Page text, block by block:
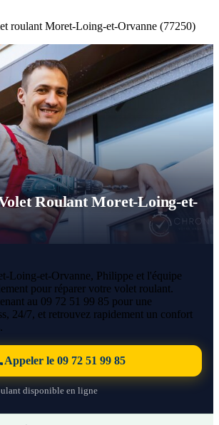
roulant Moret-Loing-et-Orvanne (77250)
Roulant Moret-Loing-et-
Loing-et-Orvanne, Philippe et l'équipe
pour réparer votre volet roulant.
au 09 72 51 99 85 pour une
24/7, et retrouvez rapidement un confort
Appeler le 09 72 51 99 85
disponible en ligne